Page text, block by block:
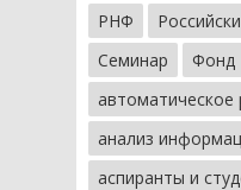
РНФ
Семинар
Фонд
анализ
аспиранты и